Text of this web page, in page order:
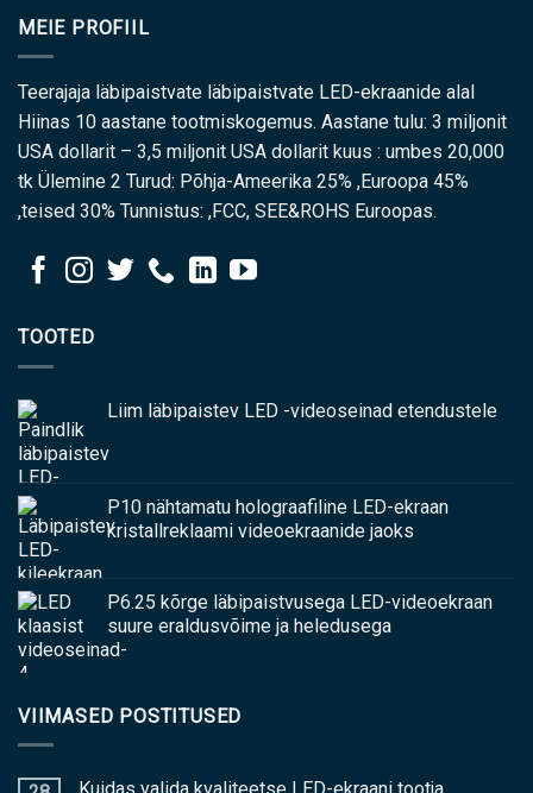
MEIE PROFIIL
Teerajaja läbipaistvate läbipaistvate LED-ekraanide alal
Hiinas 10 aastane tootmiskogemus. Aastane tulu: 3 miljonit
USA dollarit – 3,5 miljonit USA dollarit kuus : umbes 20,000
tk Ülemine 2 Turud: Põhja-Ameerika 25% ,Euroopa 45%
,teised 30% Tunnistus: ,FCC, SEE&ROHS Euroopas.
TOOTED
Liim läbipaistev LED -videoseinad etendustele
P10 nähtamatu holograafiline LED-ekraan
kristallreklaami videoekraanide jaoks
P6.25 kõrge läbipaistvusega LED-videoekraan
suure eraldusvõime ja heledusega
VIIMASED POSTITUSED